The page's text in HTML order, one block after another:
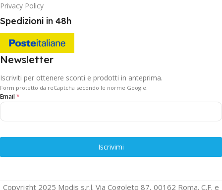
Privacy Policy
Spedizioni in 48h
Newsletter
Iscriviti per ottenere sconti e prodotti in anteprima.
Form protetto da reCaptcha secondo le norme Google.
Email*
Iscrivimi
Copyright 2025 Modis s.r.l. Via Cogoleto 87, 00162 Roma. C.F. e